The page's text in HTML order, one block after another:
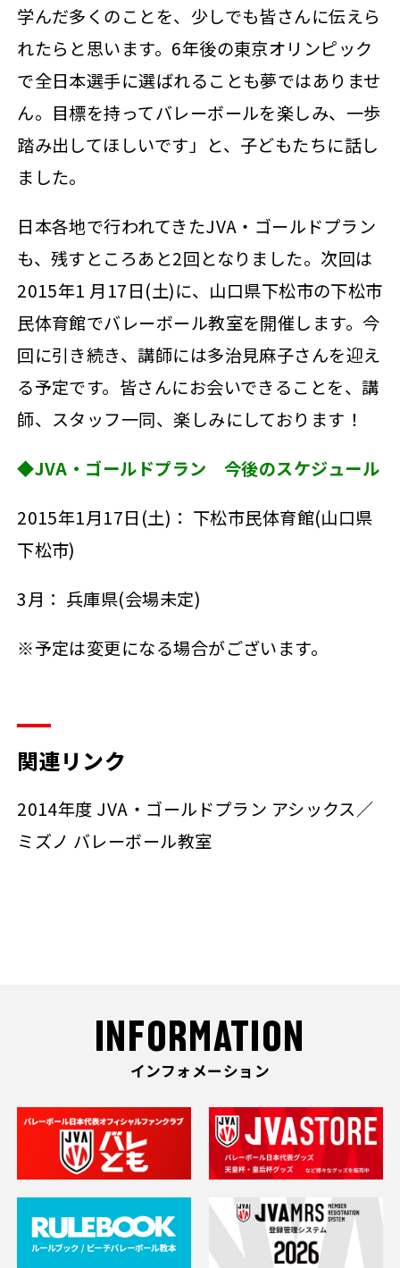
学んだ多くのことを、少しでも皆さんに伝えら
れたらと思います。6年後の東京オリンピック
で全日本選手に選ばれることも夢ではありませ
ん。目標を持ってバレーボールを楽しみ、一歩
踏み出してほしいです」と、子どもたちに話し
ました。
日本各地で行われてきたJVA・ゴールドプラン
も、残すところあと2回となりました。次回は
2015年1 月17日(土)に、山口県下松市の下松市
民体育館でバレーボール教室を開催します。今
回に引き続き、講師には多治見麻子さんを迎え
る予定です。皆さんにお会いできることを、講
師、スタッフ一同、楽しみにしております！
◆JVA・ゴールドプラン 今後のスケジュール
2015年1月17日(土)： 下松市民体育館(山口県
下松市)
3月： 兵庫県(会場未定)
※予定は変更になる場合がございます。
関連リンク
2014年度 JVA・ゴールドプラン アシックス／
ミズノ バレーボール教室
INFORMATION
インフォメーション